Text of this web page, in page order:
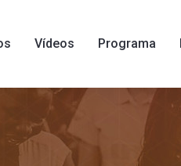
Vídeos Programa